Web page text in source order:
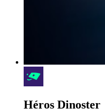
Héros Dinoster